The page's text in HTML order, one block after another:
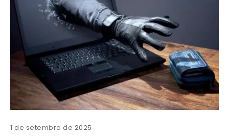
1 de setembro de 2025